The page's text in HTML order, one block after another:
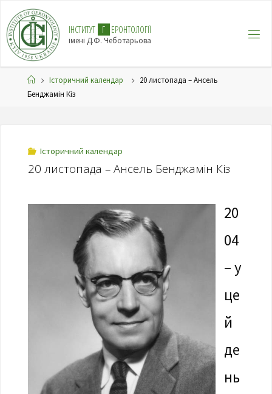
ІНСТИТУТ Г ЕРОНТОЛОГІЇ
імені Д.Ф. Чеботарьова
Історичний календар
20 листопада – Ансель
Бенджамін Кіз
Історичний календар
20 листопада – Ансель Бенджамін Кіз
20
04
– у
це
й
де
нь